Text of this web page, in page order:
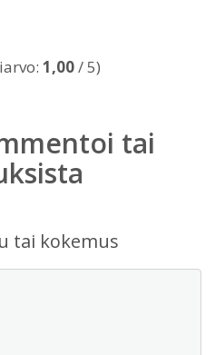
1,00/ 5)
tai
tai kokemus